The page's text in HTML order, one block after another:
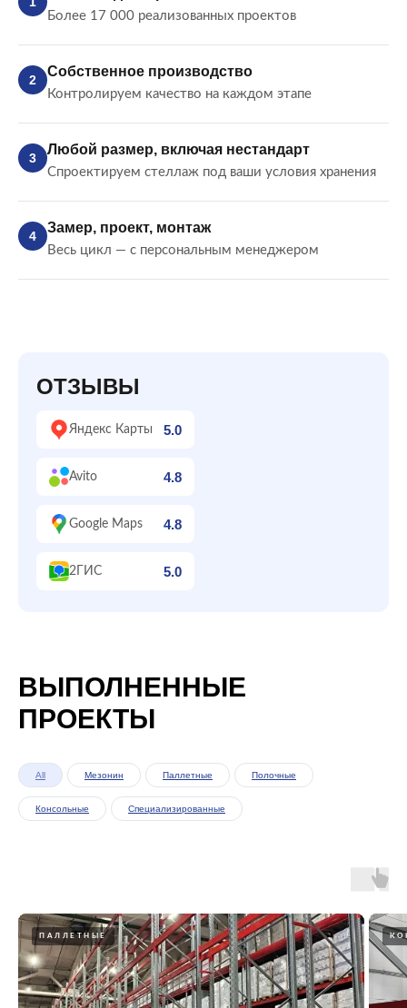
Более 17 000 реализованных проектов
2
Собственное производство
Контролируем качество на каждом этапе
3
Любой размер, включая нестандарт
Спроектируем стеллаж под ваши условия хранения
4
Замер, проект, монтаж
Весь цикл — с персональным менеджером
ОТЗЫВЫ
Яндекс Карты 5.0
Avito 4.8
Google Maps 4.8
2ГИС 5.0
ВЫПОЛНЕННЫЕ
ПРОЕКТЫ
All Мезонин Паллетные Полочные
Консольные Специализированные
ПАЛЛЕТНЫЕ